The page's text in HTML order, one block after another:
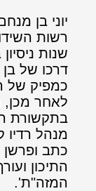
יוני בן
רשות
שנות
דרכו של
כמפיק של
לאחר מכן,
בתקשורת
מנהל רדיו
כתב ופרשן
התיכון
המזה"ת'.